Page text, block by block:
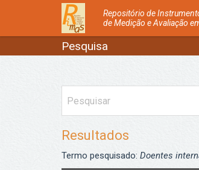
Repositório de
de Medição e Avaliação
Pesquisa
Resultados
Termo pesquisado: Doentes